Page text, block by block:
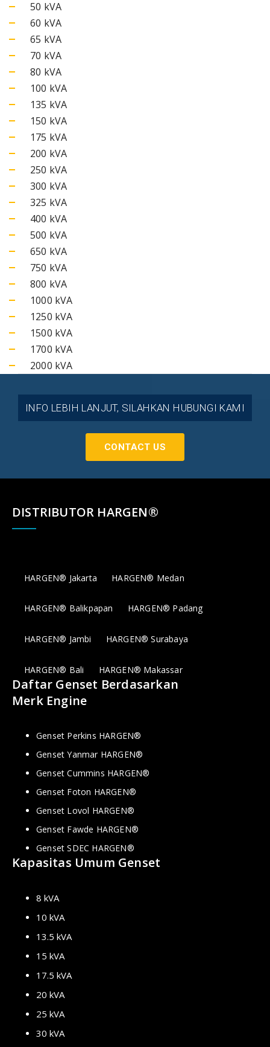
50 kVA
60 kVA
65 kVA
70 kVA
80 kVA
100 kVA
135 kVA
150 kVA
175 kVA
200 kVA
250 kVA
300 kVA
325 kVA
400 kVA
500 kVA
650 kVA
750 kVA
800 kVA
1000 kVA
1250 kVA
1500 kVA
1700 kVA
2000 kVA
INFO LEBIH LANJUT, SILAHKAN HUBUNGI KAMI
CONTACT US
DISTRIBUTOR HARGEN®
HARGEN® Jakarta HARGEN® Medan
HARGEN® Balikpapan HARGEN® Padang
HARGEN® Jambi HARGEN® Surabaya
HARGEN® Bali HARGEN® Makassar
Daftar Genset Berdasarkan
Merk Engine
Genset Perkins HARGEN®
Genset Yanmar HARGEN®
Genset Cummins HARGEN®
Genset Foton HARGEN®
Genset Lovol HARGEN®
Genset Fawde HARGEN®
Genset SDEC HARGEN®
Kapasitas Umum Genset
8 kVA
10 kVA
13.5 kVA
15 kVA
17.5 kVA
20 kVA
25 kVA
30 kVA